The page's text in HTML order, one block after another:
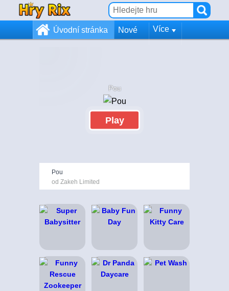
Úvodní stránka Nové Více
Pou
Play
Pou
od Zakeh Limited